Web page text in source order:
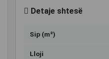
Detaje shtesë
Sip (m²)
Lloji